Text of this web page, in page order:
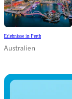
Erlebnisse in Perth
Australien